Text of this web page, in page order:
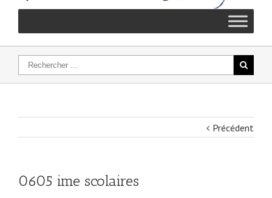
Précédent
0605 ime scolaires